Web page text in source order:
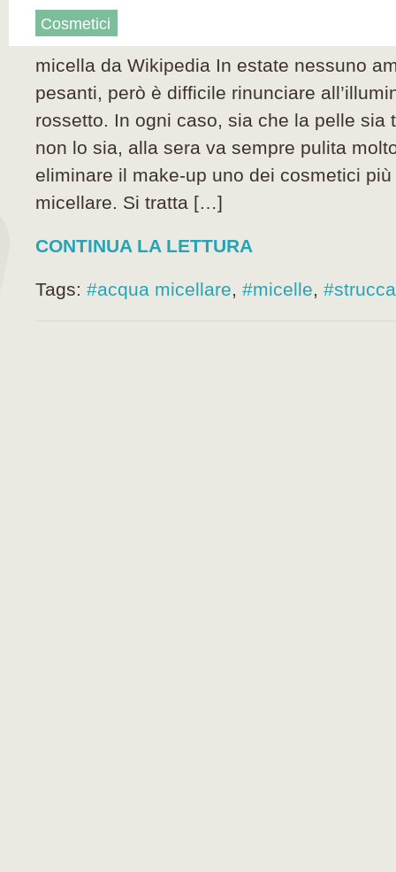
Cosmetici
micella da Wikipedia In estate nessuno
pesanti, però è difficile rinunciare
rossetto. In ogni caso, sia che la pelle sia
non lo sia, alla sera va sempre pulita
eliminare il make-up uno dei cosmetici più
micellare. Si tratta […]
CONTINUA LA LETTURA
Tags: #acqua micellare, #micelle,